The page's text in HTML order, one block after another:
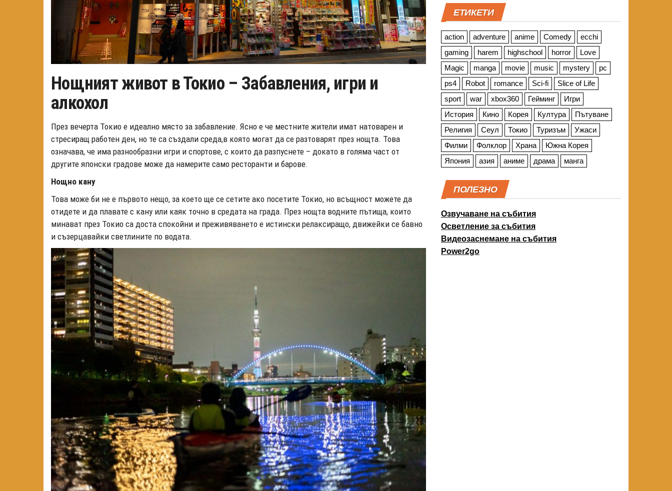
Нощният живот в Токио – Забавления, игри и
алкохол
През вечерта Токио е идеално място за забавление. Ясно е че местните жители имат натоварен и
стресиращ работен ден, но те са създали среда,в която могат да се разтоварят през нощта. Това
означава, че има разнообразни игри и спортове, с които да разпуснете – докато в голяма част от
другите японски градове може да намерите само ресторанти и барове.
Нощно кану
Това може би не е първото нещо, за което ще се сетите ако посетите Токио, но всъщност можете да
отидете и да плавате с кану или каяк точно в средата на града. През нощта водните пътища, които
минават през Токио са доста спокойни и преживяването е истински релаксиращо, движейки се бавно
и съзерцавайки светлините по водата.
ЕТИКЕТИ
action adventure anime Comedy
ecchi
gaming
harem highschool horror
Love
Magic
manga movie music mystery
pc
ps4
Robot romance Sci-fi
Slice of Life
sport
war xbox360 Гейминг
Игри
История
Кино Корея Култура
Пътуване
Религия
Сеул Токио Туризъм
Ужаси
Филми
Фолклор Храна
Южна Корея
Япония
азия аниме драма манга
ПОЛЕЗНО
Озвучаване на събития
Осветление за събития
Видеозаснемане на събития
Power2go